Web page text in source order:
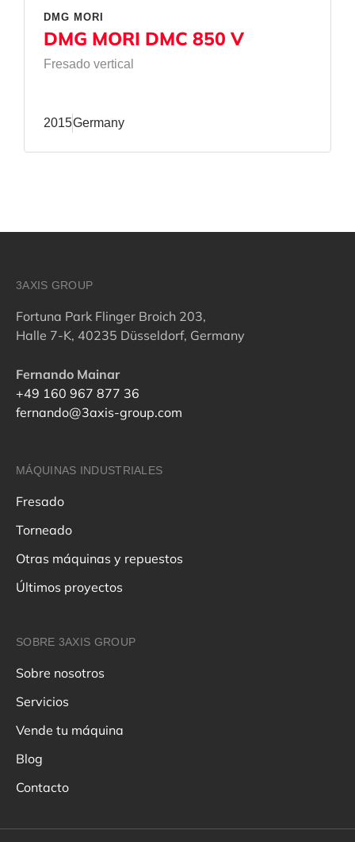
DMG MORI
DMG MORI DMC 850 V
Fresado vertical
2015Germany
3AXIS GROUP
Fortuna Park Flinger Broich 203,
Halle 7-K, 40235 Düsseldorf, Germany
Fernando Mainar
+49 160 967 877 36
fernando@3axis-group.com
MÁQUINAS INDUSTRIALES
Fresado
Torneado
Otras máquinas y repuestos
Últimos proyectos
SOBRE 3AXIS GROUP
Sobre nosotros
Servicios
Vende tu máquina
Blog
Contacto